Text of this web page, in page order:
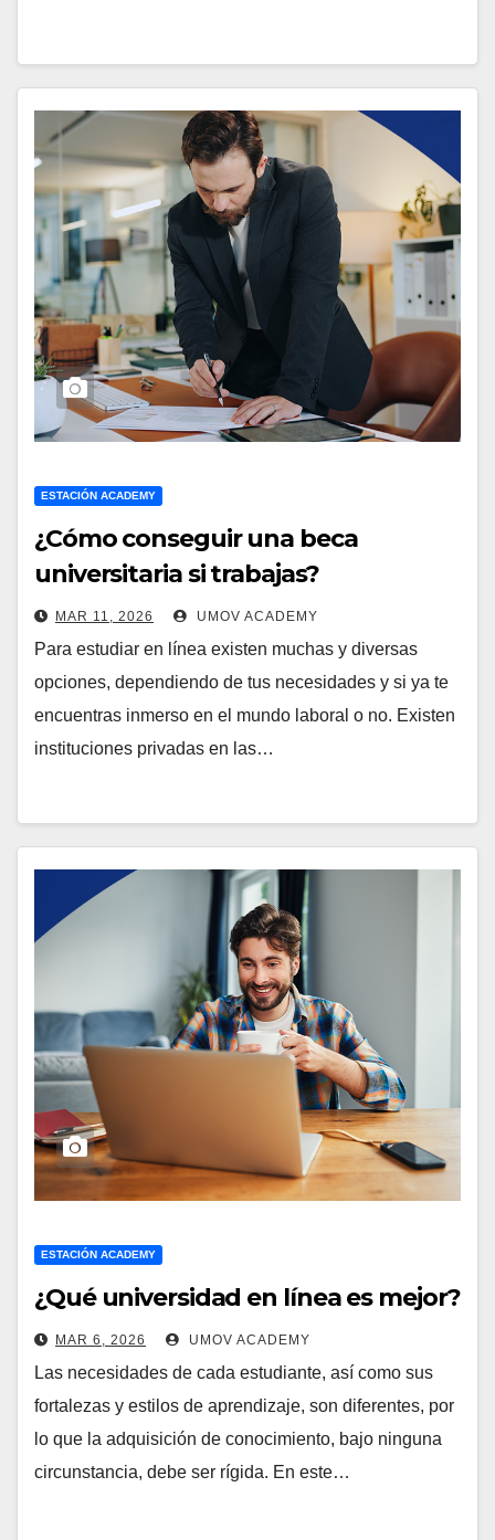
ESTACIÓN ACADEMY
¿Cómo conseguir una beca
universitaria si trabajas?
MAR 11, 2026 UMOV ACADEMY
Para estudiar en línea existen muchas y diversas
opciones, dependiendo de tus necesidades y si ya te
encuentras inmerso en el mundo laboral o no. Existen
instituciones privadas en las…
ESTACIÓN ACADEMY
¿Qué universidad en línea es mejor?
MAR 6, 2026 UMOV ACADEMY
Las necesidades de cada estudiante, así como sus
fortalezas y estilos de aprendizaje, son diferentes, por
lo que la adquisición de conocimiento, bajo ninguna
circunstancia, debe ser rígida. En este…